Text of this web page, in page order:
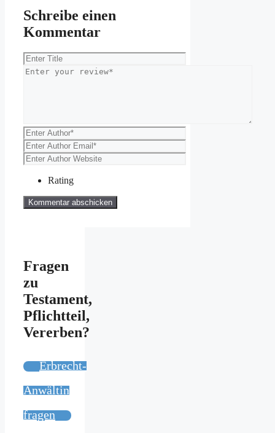
Schreibe einen
Kommentar
Rating
Fragen
zu
Testament,
Pflichtteil,
Vererben?
Erbrecht-
Anwältin
fragen